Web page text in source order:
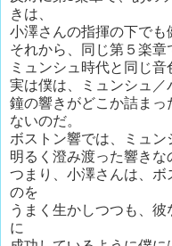
きは、
小澤さんの指揮の下でも
それから、同じ第５楽章
ミュンシュ時代と同じ音
実は僕は、ミュンシュ／
鐘の響きがどこか詰ま
ないのだ。
ボストン響では、ミュ
明るく澄み渡った響きな
つまり、小澤さんは、ボ
のを
うまく生かしつつも、
に